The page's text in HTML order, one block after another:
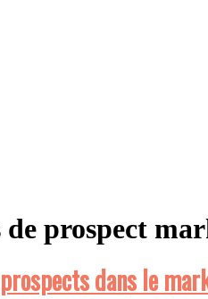
de prospect
dans le